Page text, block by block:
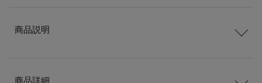
商品説明
商品詳細